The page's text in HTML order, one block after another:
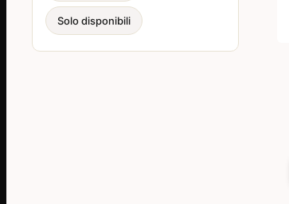
Solo disponibili